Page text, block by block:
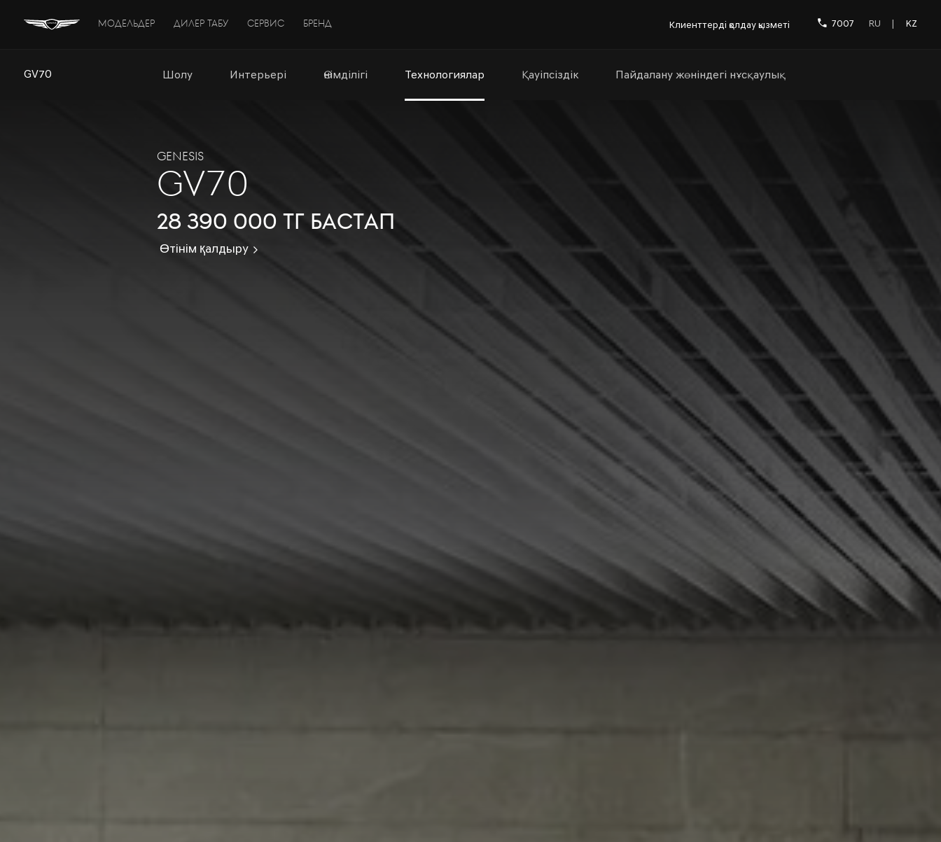
МОДЕЛЬДЕР ДИЛЕР ТАБУ СЕРВИС БРЕНД Клиенттерді қолдау қызметі 7007 RU KZ
GV70 Шолу Интерьері Өнімділігі Технологиялар Қауіпсіздік Пайдалану жөніндегі нұсқаулық
GENESIS
GV70
28 390 000 тг бастап
Өтінім қалдыру